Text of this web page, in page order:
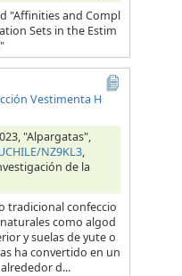
"Affinities and Compl
Sets in the Estim
Vestimenta H
"Alpargatas",
NZ9KL3,
de la
tradicional confeccio
como algod
y suelas de yute o
ha convertido en un
d...